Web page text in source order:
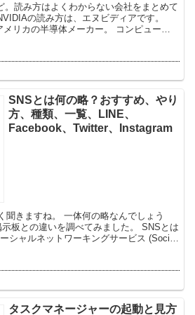
。読み方はよくわからない会社をまとめて
半導体メーカー。 コンピュータ
SNSとは何の略？おすすめ、やり
方、種類、一覧、LINE、
Facebook、Twitter、Instagram
体何の略なんでしょう
シャルネットワーキングサービス (Social
タスクマネージャーの起動と見方